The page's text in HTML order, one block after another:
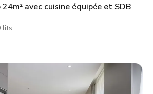
avec cuisine équipée et SDB
lits